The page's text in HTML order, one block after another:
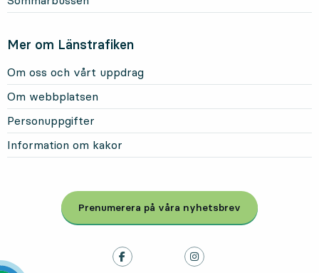
Mer om Länstrafiken
Om oss och vårt uppdrag
Om webbplatsen
Personuppgifter
Information om kakor
Prenumerera på våra nyhetsbrev
, Öppnas i modal